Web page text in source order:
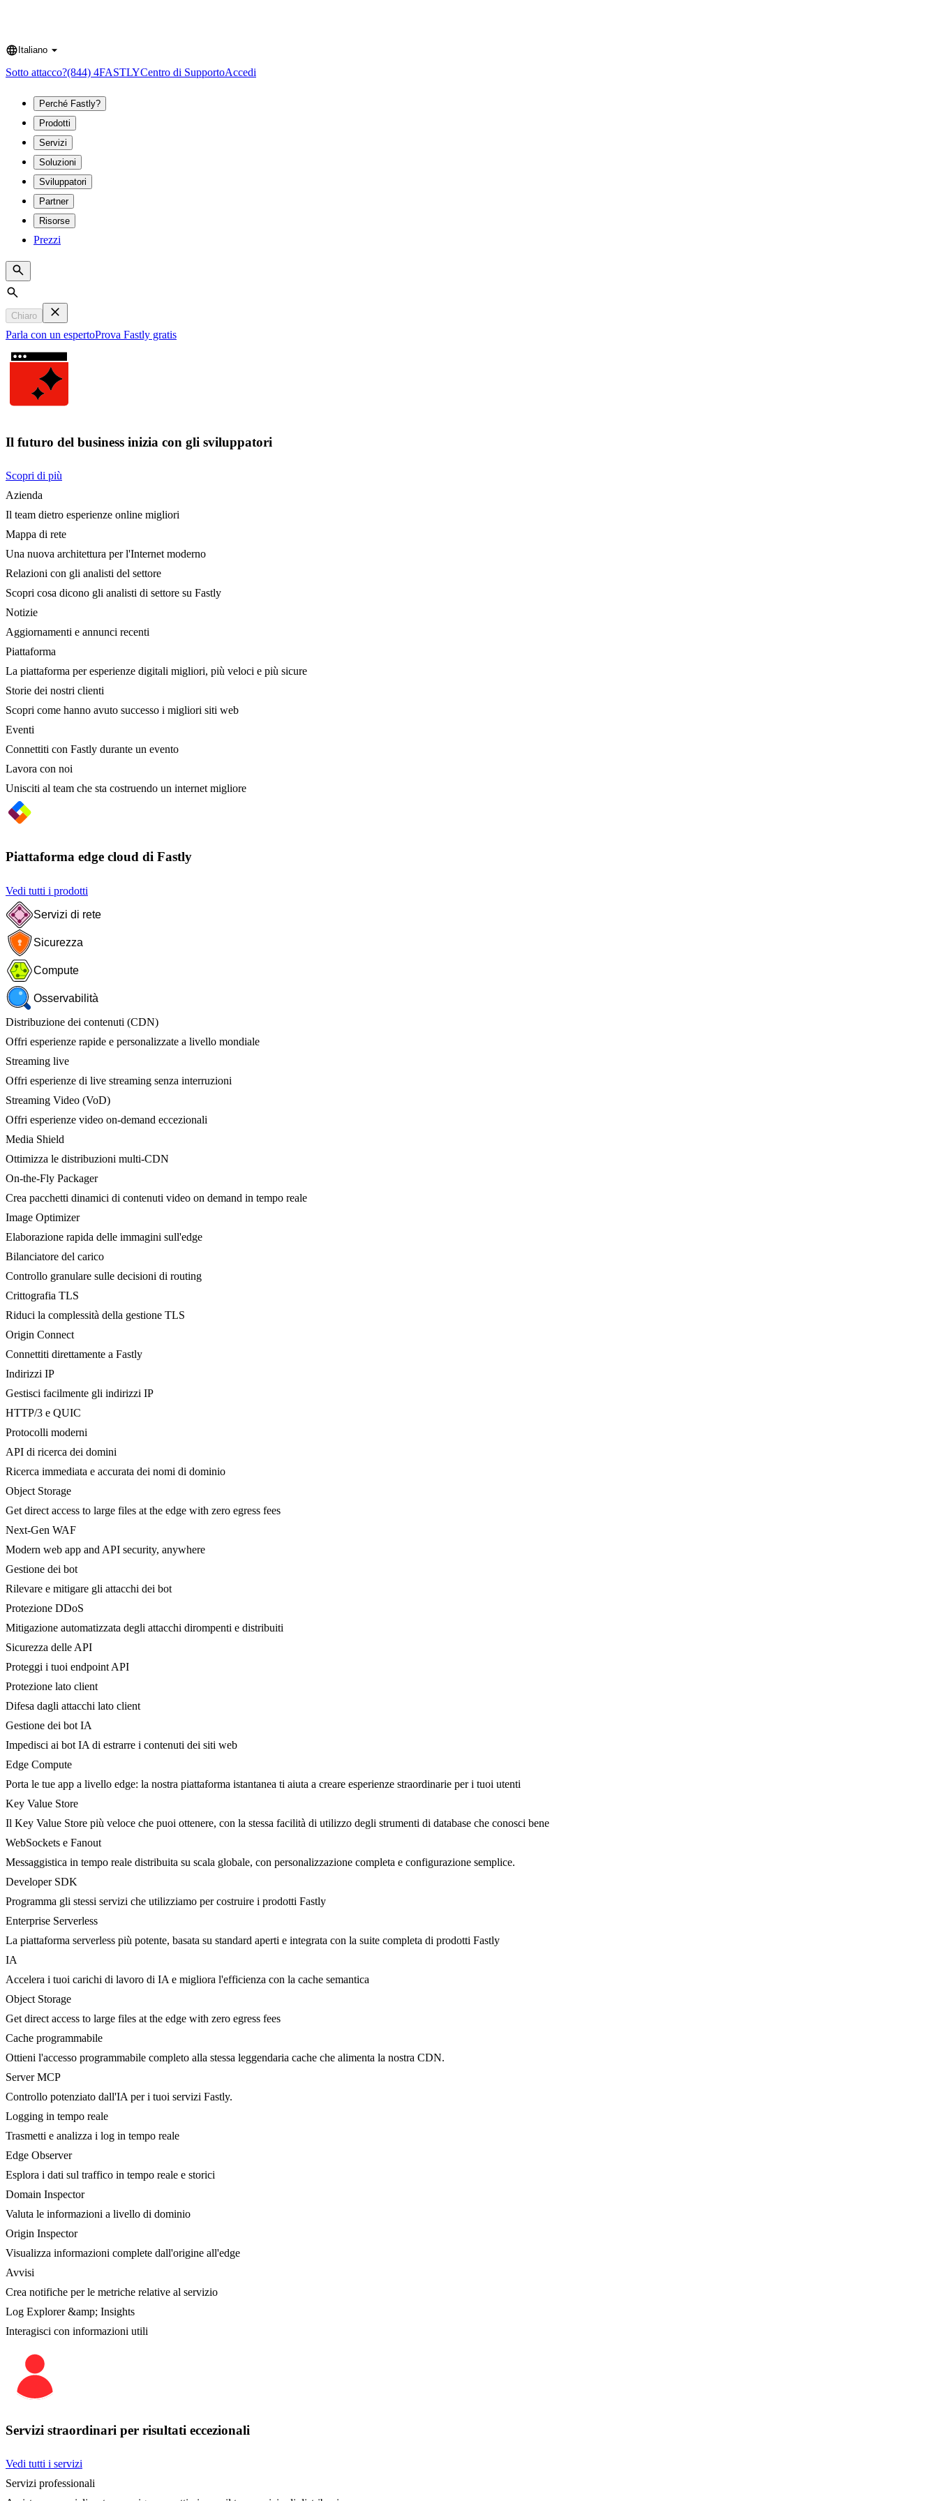
Language
Italiano
Sotto attacco?(844) 4FASTLYCentro di SupportoAccedi
Perché Fastly?
Prodotti
Servizi
Soluzioni
Sviluppatori
Partner
Risorse
Prezzi
Search
Chiaro
Parla con un espertoProva Fastly gratis
Il futuro del business inizia con gli sviluppatori
Scopri di più
Azienda
Il team dietro esperienze online migliori
Mappa di rete
Una nuova architettura per l'Internet moderno
Relazioni con gli analisti del settore
Scopri cosa dicono gli analisti di settore su Fastly
Notizie
Aggiornamenti e annunci recenti
Piattaforma
La piattaforma per esperienze digitali migliori, più veloci e più sicure
Storie dei nostri clienti
Scopri come hanno avuto successo i migliori siti web
Eventi
Connettiti con Fastly durante un evento
Lavora con noi
Unisciti al team che sta costruendo un internet migliore
Piattaforma edge cloud di Fastly
Vedi tutti i prodotti
Servizi di rete
Sicurezza
Compute
Osservabilità
Distribuzione dei contenuti (CDN)
Offri esperienze rapide e personalizzate a livello mondiale
Streaming live
Offri esperienze di live streaming senza interruzioni
Streaming Video (VoD)
Offri esperienze video on-demand eccezionali
Media Shield
Ottimizza le distribuzioni multi-CDN
On-the-Fly Packager
Crea pacchetti dinamici di contenuti video on demand in tempo reale
Image Optimizer
Elaborazione rapida delle immagini sull'edge
Bilanciatore del carico
Controllo granulare sulle decisioni di routing
Crittografia TLS
Riduci la complessità della gestione TLS
Origin Connect
Connettiti direttamente a Fastly
Indirizzi IP
Gestisci facilmente gli indirizzi IP
HTTP/3 e QUIC
Protocolli moderni
API di ricerca dei domini
Ricerca immediata e accurata dei nomi di dominio
Object Storage
Get direct access to large files at the edge with zero egress fees
Next-Gen WAF
Modern web app and API security, anywhere
Gestione dei bot
Rilevare e mitigare gli attacchi dei bot
Protezione DDoS
Mitigazione automatizzata degli attacchi dirompenti e distribuiti
Sicurezza delle API
Proteggi i tuoi endpoint API
Protezione lato client
Difesa dagli attacchi lato client
Gestione dei bot IA
Impedisci ai bot IA di estrarre i contenuti dei siti web
Edge Compute
Porta le tue app a livello edge: la nostra piattaforma istantanea ti aiuta a creare esperienze straordinarie per i tuoi utenti
Key Value Store
Il Key Value Store più veloce che puoi ottenere, con la stessa facilità di utilizzo degli strumenti di database che conosci bene
WebSockets e Fanout
Messaggistica in tempo reale distribuita su scala globale, con personalizzazione completa e configurazione semplice.
Developer SDK
Programma gli stessi servizi che utilizziamo per costruire i prodotti Fastly
Enterprise Serverless
La piattaforma serverless più potente, basata su standard aperti e integrata con la suite completa di prodotti Fastly
IA
Accelera i tuoi carichi di lavoro di IA e migliora l'efficienza con la cache semantica
Object Storage
Get direct access to large files at the edge with zero egress fees
Cache programmabile
Ottieni l'accesso programmabile completo alla stessa leggendaria cache che alimenta la nostra CDN.
Server MCP
Controllo potenziato dall'IA per i tuoi servizi Fastly.
Logging in tempo reale
Trasmetti e analizza i log in tempo reale
Edge Observer
Esplora i dati sul traffico in tempo reale e storici
Domain Inspector
Valuta le informazioni a livello di dominio
Origin Inspector
Visualizza informazioni complete dall'origine all'edge
Avvisi
Crea notifiche per le metriche relative al servizio
Log Explorer &amp; Insights
Interagisci con informazioni utili
Servizi straordinari per risultati eccezionali
Vedi tutti i servizi
Servizi professionali